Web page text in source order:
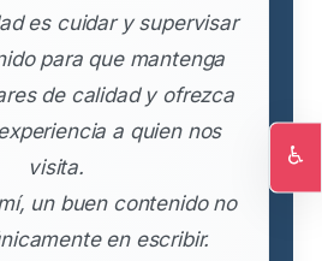
es cuidar y supervisar
para que mantenga
de calidad y ofrezca
a quien nos
visita.
un buen contenido no
en escribir.
♿